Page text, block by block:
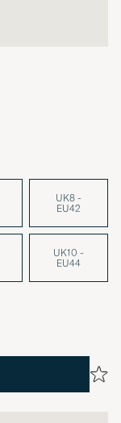
UK8 -
EU42
UK10 -
EU44